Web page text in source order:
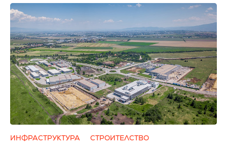
ИНФРАСТРУКТУРА СТРОИТЕЛСТВО